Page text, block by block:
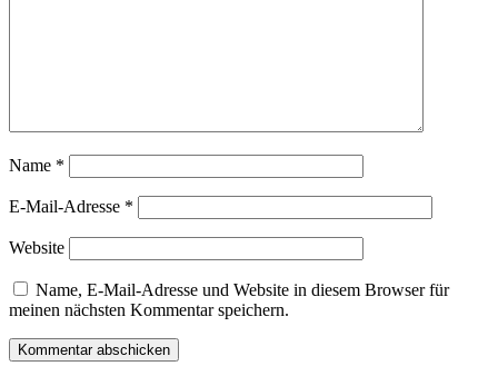
Name *
E-Mail-Adresse *
Website
Name, E-Mail-Adresse und Website in diesem Browser für
meinen nächsten Kommentar speichern.